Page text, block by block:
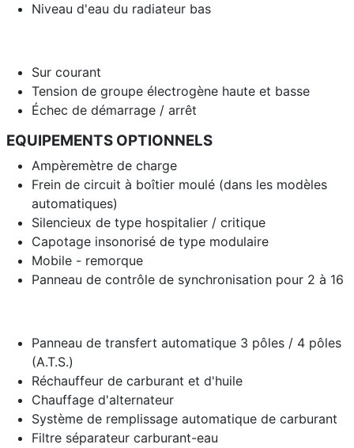
Niveau d'eau du radiateur bas
Sur courant
Tension de groupe électrogène haute et basse
Échec de démarrage / arrêt
EQUIPEMENTS OPTIONNELS
Ampèremètre de charge
Frein de circuit à boîtier moulé (dans les modèles
automatiques)
Silencieux de type hospitalier / critique
Capotage insonorisé de type modulaire
Mobile - remorque
Panneau de contrôle de synchronisation pour 2 à 16
Panneau de transfert automatique 3 pôles / 4 pôles
(A.T.S.)
Réchauffeur de carburant et d'huile
Chauffage d'alternateur
Système de remplissage automatique de carburant
Filtre séparateur carburant-eau